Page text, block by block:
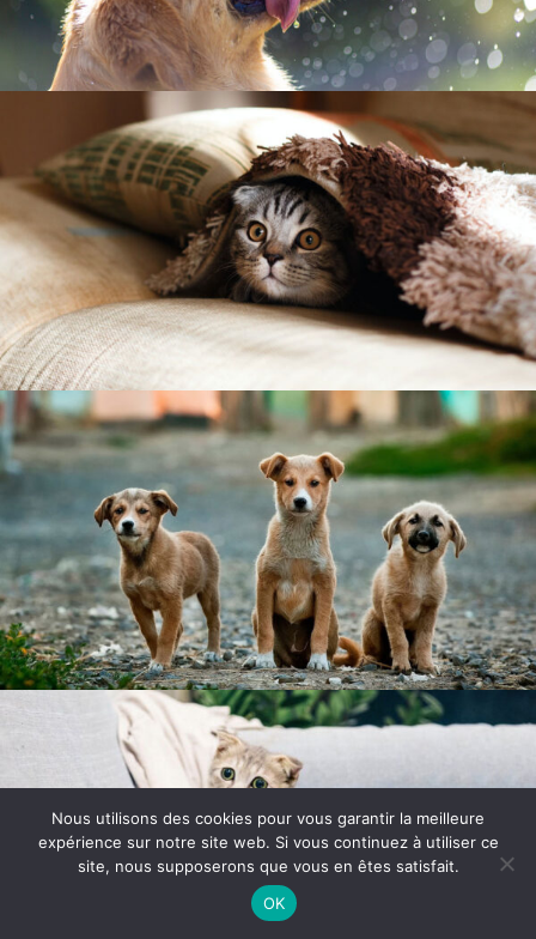
Article ajouté au panier
Nous utilisons des cookies pour vous garantir la meilleure
expérience sur notre site web. Si vous continuez à utiliser ce
site, nous supposerons que vous en êtes satisfait.
OK